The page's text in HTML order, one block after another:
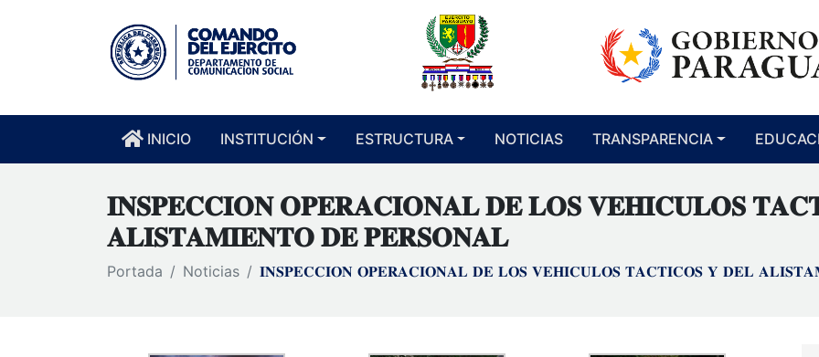
INICIO INSTITUCIÓN ESTRUCTURA NOTICIAS TRANSPARENCIA
𝐈𝐍𝐒𝐏𝐄𝐂𝐂𝐈𝐎𝐍 𝐎𝐏𝐄𝐑𝐀𝐂𝐈𝐎𝐍𝐀𝐋 𝐃𝐄 𝐋𝐎𝐒 𝐕𝐄𝐇𝐈𝐂𝐔𝐋𝐎𝐒
𝐀𝐋𝐈𝐒𝐓𝐀𝐌𝐈𝐄𝐍𝐓𝐎 𝐃𝐄 𝐏𝐄𝐑𝐒𝐎𝐍𝐀𝐋
Portada Noticias 𝐈𝐍𝐒𝐏𝐄𝐂𝐂𝐈𝐎𝐍 𝐎𝐏𝐄𝐑𝐀𝐂𝐈𝐎𝐍𝐀𝐋 𝐃𝐄 𝐋𝐎𝐒 𝐕𝐄𝐇𝐈𝐂𝐔𝐋𝐎𝐒 𝐓𝐀𝐂𝐓𝐈𝐂𝐎𝐒 𝐘 𝐃𝐄𝐋